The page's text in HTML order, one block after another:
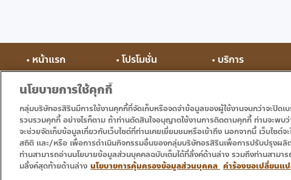
• หน้าแรก • โปรโมชั่น • บริการ
Copyright © 2016 – 2024 Ornsirin Group โครงการคุณภาพสำหรับคุณ. All
นโยบายการใช้คุกกี้
กลุ่มบริษัทอรสิรินมีการใช้งานคุกกี้ที่จัดเก็บหรือจดจำข้อมูลของผู้ใช้งานจนกว่าจะปิดเ
รวบรวมคุกกี้ อย่างไรก็ตาม ถ้าท่านตัดสินใจอนุญาตใช้งานการติดตามคุกกี้ ท่านจะพบว่
จะช่วยจัดเก็บข้อมูลเกี่ยวกับเว็บไซต์ที่ท่านเคยเยี่ยมชมหรือเข้าถึง นอกจากนี้ เว็บไซต์จ
สถิติ และ/หรือ เพื่อการดำเนินกิจกรรมอื่นของกลุ่มบริษัทอรสิรินเพื่อการปรับปรุงผ
ท่านสามารถอ่านนโยบายข้อมูลส่วนบุคคลฉบับเต็มได้ที่ลิ้งค์ด้านล่าง รวมถึงท่านสามา
มลิ้งค์สุดท้ายด้านล่าง นโยบายการคุ้มครองข้อมูลส่วนบุคคล คำร้องขอเปลี่ยนแ